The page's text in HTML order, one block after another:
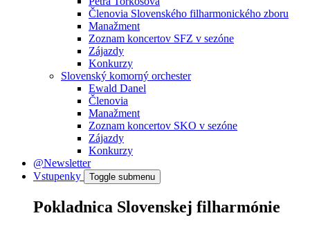
Členovia Slovenského filharmonického zboru
Manažment
Zoznam koncertov SFZ v sezóne
Zájazdy
Konkurzy
Slovenský komorný orchester
Ewald Danel
Členovia
Manažment
Zoznam koncertov SKO v sezóne
Zájazdy
Konkurzy
@Newsletter
Vstupenky
Toggle submenu
Pokladnica Slovenskej filharmónie